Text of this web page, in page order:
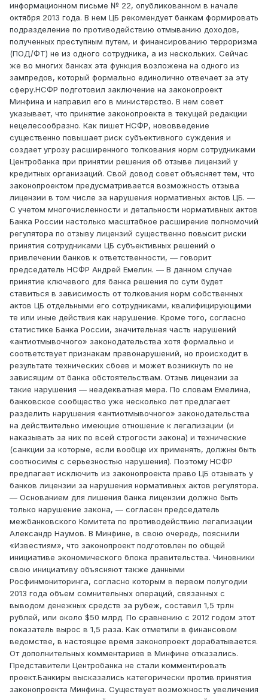
информационном письме № 22, опубликованном в начале
октября 2013 года. В нем ЦБ рекомендует банкам формировать
подразделение по противодействию отмыванию доходов,
полученных преступным путем, и финансированию терроризма
(ПОД/ФТ) не из одного сотрудника, а из нескольких. Сейчас
же во многих банках эта функция возложена на одного из
зампредов, который формально единолично отвечает за эту
сферу.НСФР подготовил заключение на законопроект
Минфина и направил его в министерство. В нем совет
указывает, что принятие законопроекта в текущей редакции
нецелесообразно. Как пишет НСФР, нововведение
существенно повышает риск субъективного суждения и
создает угрозу расширенного толкования норм сотрудниками
Центробанка при принятии решения об отзыве лицензий у
кредитных организаций. Свой довод совет объясняет тем, что
законопроектом предусматривается возможность отзыва
лицензии в том числе за нарушения нормативных актов ЦБ. —
С учетом многочисленности и детальности нормативных актов
Банка России настолько масштабное расширение полномочий
регулятора по отзыву лицензий существенно повысит риски
принятия сотрудниками ЦБ субъективных решений о
привлечении банков к ответственности, — говорит
председатель НСФР Андрей Емелин. — В данном случае
принятие ключевого для банка решения по сути будет
ставиться в зависимость от толкования норм собственных
актов ЦБ отдельными его сотрудниками, квалифицирующими
те или иные действия как нарушение. Кроме того, согласно
статистике Банка России, значительная часть нарушений
«антиотмывочного» законодательства хотя формально и
соответствует признакам правонарушений, но происходит в
результате технических сбоев и может возникнуть по не
зависящим от банка обстоятельствам. Отзыв лицензии за
такие нарушения — неадекватная мера. По словам Емелина,
банковское сообщество уже несколько лет предлагает
разделить нарушения «антиотмывочного» законодательства
на действительно имеющие отношение к легализации (и
наказывать за них по всей строгости закона) и технические
(санкции за которые, если вообще их применять, должны быть
соотносимы c серьезностью нарушения). Поэтому НСФР
предлагает исключить из законопроекта право ЦБ отзывать у
банков лицензии за нарушения нормативных актов регулятора.
— Основанием для лишения банка лицензии должно быть
только нарушение закона, — согласен председатель
межбанковского Комитета по противодействию легализации
Александр Наумов. В Минфине, в свою очередь, пояснили
«Известиям», что законопроект подготовлен по общей
инициативе экономического блока правительства. Чиновники
свою инициативу объясняют также данными
Росфинмониторинга, согласно которым в первом полугодии
2013 года объем сомнительных операций, связанных с
выводом денежных средств за рубеж, составил 1,5 трлн
рублей, или около $50 млрд. По сравнению с 2012 годом этот
показатель вырос в 1,5 раза. Как отметили в финансовом
ведомстве, в настоящее время законопроект дорабатывается.
От дополнительных комментариев в Минфине отказались.
Представители Центробанка не стали комментировать
проект.Банкиры высказались категорически против принятия
законопроекта Минфина. Существует возможность увеличения